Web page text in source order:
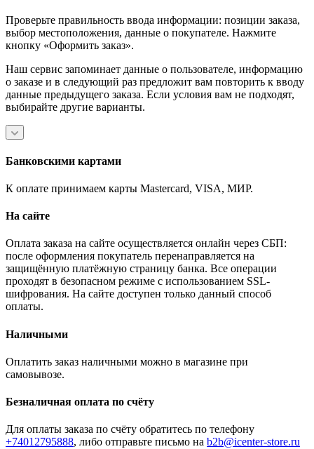
Проверьте правильность ввода информации: позиции заказа,
выбор местоположения, данные о покупателе. Нажмите
кнопку «Оформить заказ».
Наш сервис запоминает данные о пользователе, информацию
о заказе и в следующий раз предложит вам повторить к вводу
данные предыдущего заказа. Если условия вам не подходят,
выбирайте другие варианты.
Банковскими картами
К оплате принимаем карты Mastercard, VISA, МИР.
На сайте
Оплата заказа на сайте осуществляется онлайн через СБП:
после оформления покупатель перенаправляется на
защищённую платёжную страницу банка. Все операции
проходят в безопасном режиме с использованием SSL-
шифрования. На сайте доступен только данный способ
оплаты.
Наличными
Оплатить заказ наличными можно в магазине при
самовывозе.
Безналичная оплата по счёту
Для оплаты заказа по счёту обратитесь по телефону
+74012795888, либо отправьте письмо на b2b@icenter-store.ru